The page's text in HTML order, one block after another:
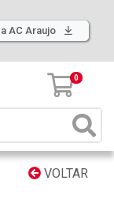
AC Araujo
0
VOLTAR